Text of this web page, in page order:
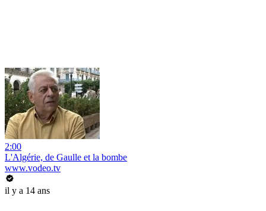
2:00
L'Algérie, de Gaulle et la bombe
www.vodeo.tv
il y a 14 ans